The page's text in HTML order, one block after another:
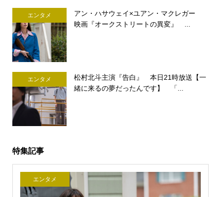
エンタメ
アン・ハサウェイ×ユアン・マクレガー
映画『オークストリートの異変』 ...
エンタメ
松村北斗主演『告白』 本日21時放送【一
緒に来るの夢だったんです】 「...
特集記事
エンタメ